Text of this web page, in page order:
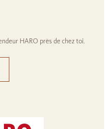
HARO près de chez toi.